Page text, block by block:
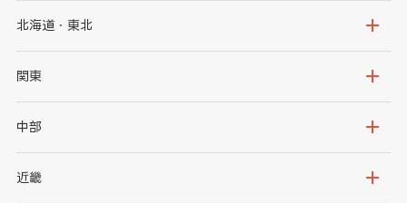
北海道・東北
北海道
岩手県
秋田県
関東
茨城県
群馬県
中部
新潟県
近畿